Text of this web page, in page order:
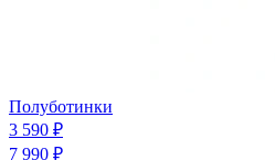
Полуботинки
3 590 ₽
7 990 ₽